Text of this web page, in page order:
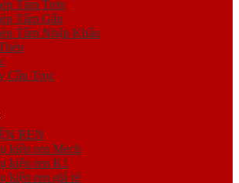
Tấm Trơn
Tấm Gân
Tấm Nhập Khẩu
Cầu Trục
REN
kiện ren Mech
kiện ren K1
kiện ren giá rẻ